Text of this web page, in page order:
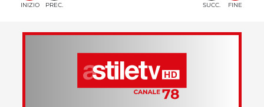
INIZIO PREC. SUCC. FINE